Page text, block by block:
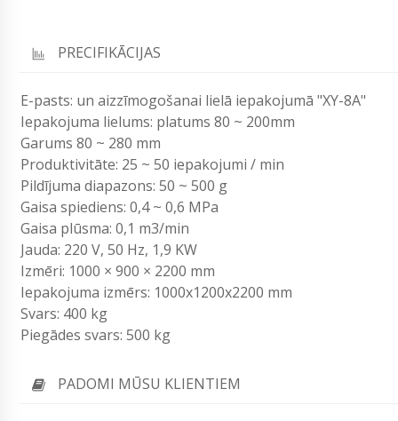
PRECIFIKĀCIJAS
E-pasts: un aizzīmogošanai lielā iepakojumā "XY-8A"
Iepakojuma lielums: platums 80 ~ 200mm
Garums 80 ~ 280 mm
Produktivitāte: 25 ~ 50 iepakojumi / min
Pildījuma diapazons: 50 ~ 500 g
Gaisa spiediens: 0,4 ~ 0,6 MPa
Gaisa plūsma: 0,1 m3/min
Jauda: 220 V, 50 Hz, 1,9 KW
Izmēri: 1000 × 900 × 2200 mm
Iepakojuma izmērs: 1000x1200x2200 mm
Svars: 400 kg
Piegādes svars: 500 kg
PADOMI MŪSU KLIENTIEM